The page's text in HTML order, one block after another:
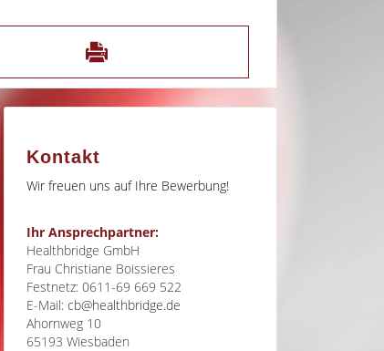
Kontakt
Wir freuen uns auf Ihre Bewerbung!
Ihr Ansprechpartner:
Healthbridge GmbH
Frau Christiane Boissieres
Festnetz: 0611-69 669 522
E-Mail: cb@healthbridge.de
Ahornweg 10
65193 Wiesbaden